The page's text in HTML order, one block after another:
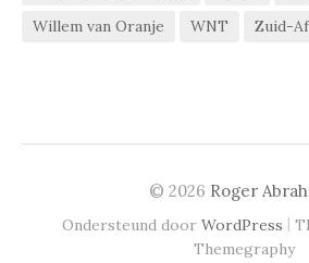
Willem van Oranje
WNT Zuid-
© 2026 Roger
Ondersteund door WordPress |
Themegraphy